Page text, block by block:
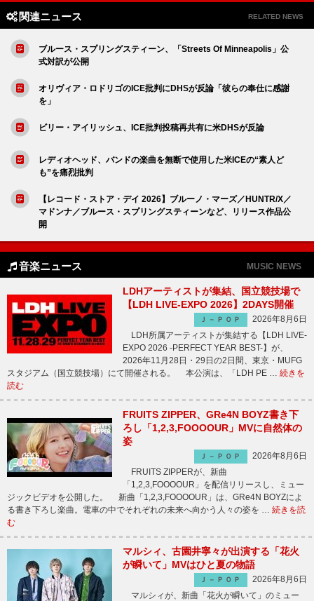
関連ニュース RELATED NEWS
ブルース・スプリングスティーン、「Streets Of Minneapolis」公
式対訳が公開
オリヴィア・ロドリゴのICE批判にDHSが反論「彼らの奉仕に感謝
を」
ビリー・アイリッシュ、ICE批判投稿再共有に米DHSが反論
レディオヘッド、バンドの楽曲を無断で使用した米ICEの“素人ど
も”を痛烈批判
【レコード・ストア・デイ 2026】ブルーノ・マーズ／HUNTR/X／
マドンナ／ブルース・スプリングスティーンなど、リリース作品公
開
音楽ニュース MUSIC NEWS
LDHアーティストが集結、国立競技場で
【LDH LIVE-EXPO 2026】2DAYS開催
Ｊ－ＰＯＰ
2026年8月6日
LDH所属アーティストが集結する【LDH LIVE-
EXPO 2026 -PERFECT YEAR BEST-】が、
2026年11月28日・29日の2日間、東京・MUFG
スタジアム（国立競技場）にて開催される。 本公演は、「LDH PE … 続きを
読む
FRUITS ZIPPER、GRe4N BOYZ書き下
ろし「1,2,3,FOOOOUR」MVに自然体の
姿
Ｊ－ＰＯＰ
2026年8月6日
FRUITS ZIPPERが、新曲
「1,2,3,FOOOOUR」を配信リリースし、ミュー
ジックビデオを公開した。 新曲「1,2,3,FOOOOUR」は、GRe4N BOYZによ
る書き下ろし楽曲。電車の中でそれぞれの未来へ向かう人々の姿を … 続きを読
む
マルシィ、古園井寧々が出演する「花火
が瞬いて」MVはひと夏の物語
Ｊ－ＰＯＰ
2026年8月6日
マルシィが、新曲「花火が瞬いて」のミュー